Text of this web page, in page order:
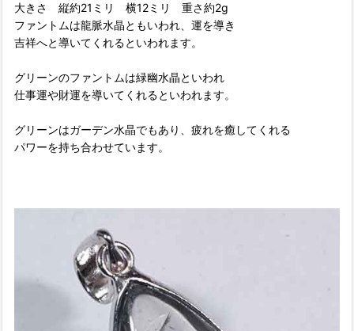
大きさ 縦約21ミリ 横12ミリ 重さ約2g
ファントムは龍脈水晶ともいわれ、運を導き
吉祥へと導いてくれるといわれます。
グリーンのファントムは緑幽水晶といわれ
仕事運や財運を導いてくれるといわれます。
グリーンはガーデン水晶でもあり、疲れを癒してくれる
パワーを持ち合わせています。